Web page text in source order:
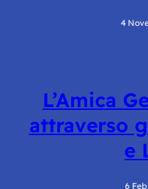
4
L’Amica
attraverso
e
6